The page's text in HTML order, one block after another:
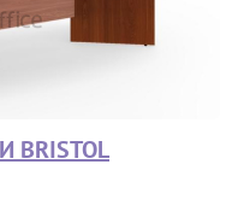
BRISTOL